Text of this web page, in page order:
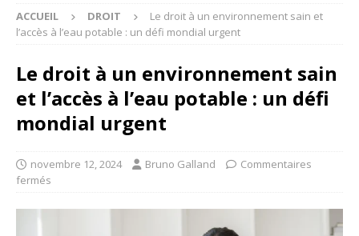
ACCUEIL DROIT
Le droit à un environnement sain et
l’accès à l’eau potable : un défi mondial urgent
Le droit à un environnement sain
et l’accès à l’eau potable : un défi
mondial urgent
novembre 12, 2024 Bruno Galland
Commentaires
fermés